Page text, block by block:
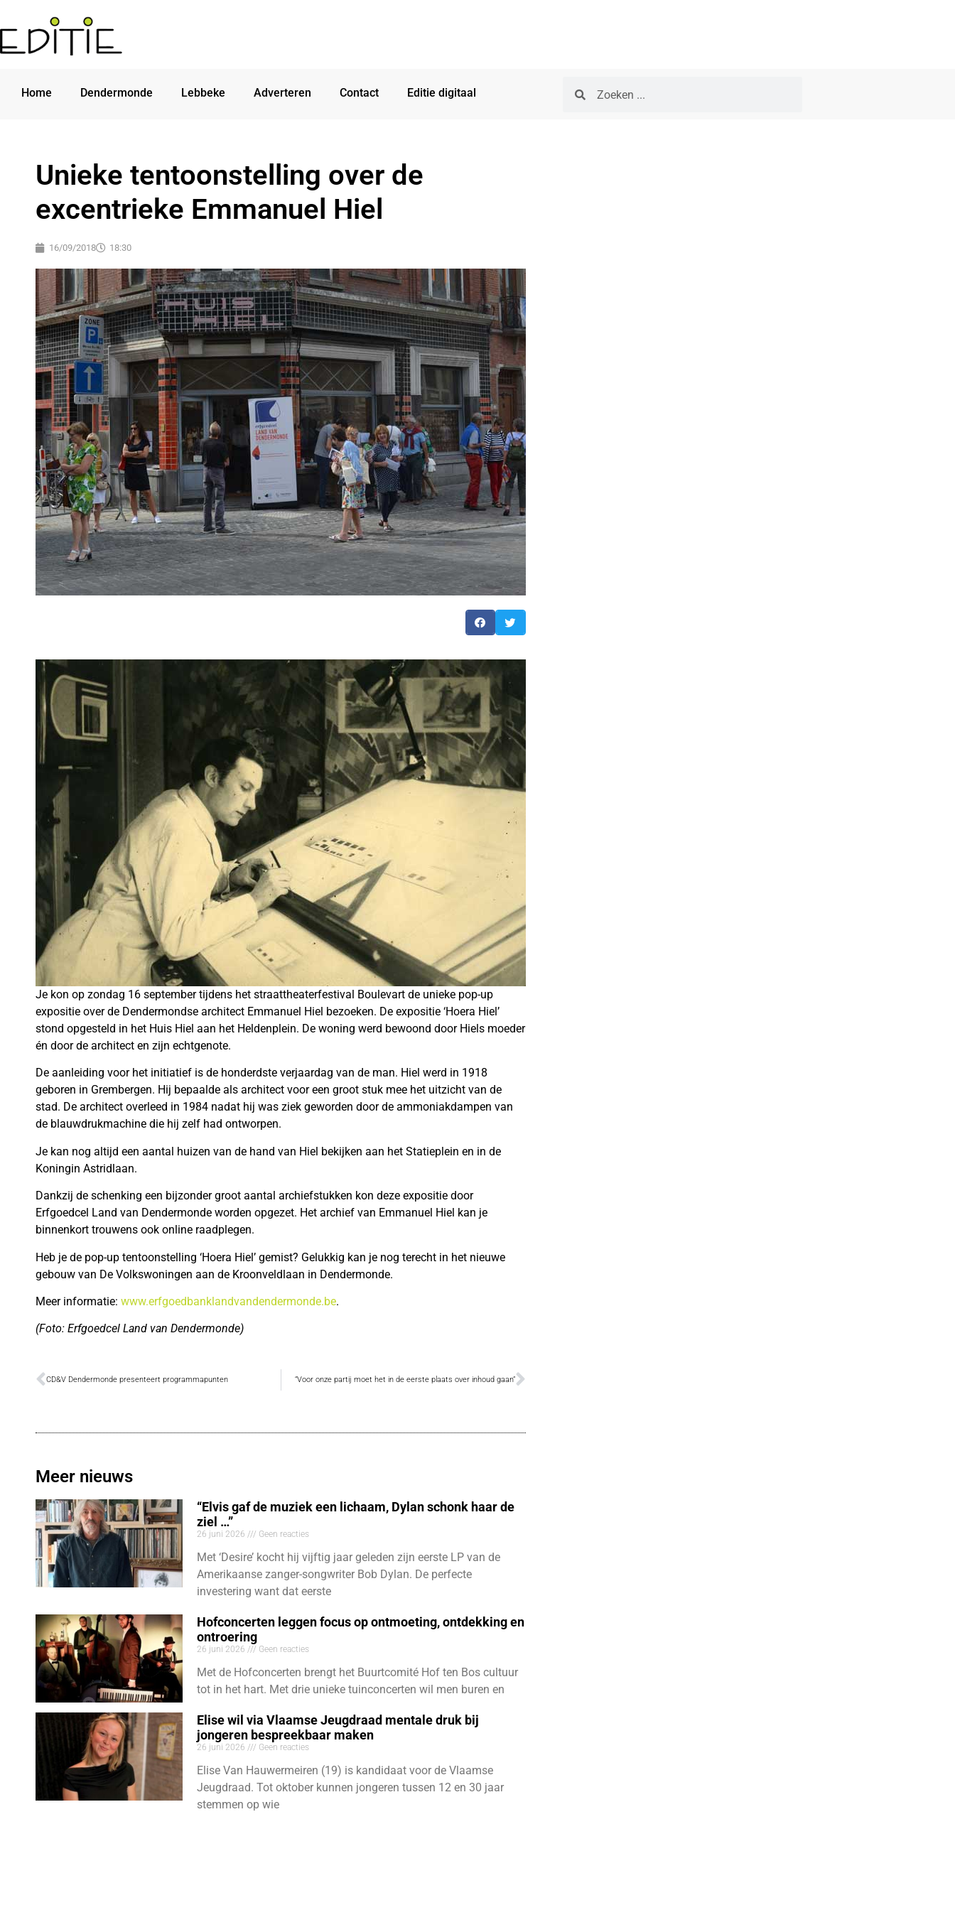
Home Dendermonde Lebbeke Adverteren Contact Editie digitaal
Unieke tentoonstelling over de
excentrieke Emmanuel Hiel
16/09/2018 18:30
Je kon op zondag 16 september tijdens het straattheaterfestival Boulevart de unieke pop-up
expositie over de Dendermondse architect Emmanuel Hiel bezoeken. De expositie ‘Hoera Hiel’
stond opgesteld in het Huis Hiel aan het Heldenplein. De woning werd bewoond door Hiels moeder
én door de architect en zijn echtgenote.
De aanleiding voor het initiatief is de honderdste verjaardag van de man. Hiel werd in 1918
geboren in Grembergen. Hij bepaalde als architect voor een groot stuk mee het uitzicht van de
stad. De architect overleed in 1984 nadat hij was ziek geworden door de ammoniakdampen van
de blauwdrukmachine die hij zelf had ontworpen.
Je kan nog altijd een aantal huizen van de hand van Hiel bekijken aan het Statieplein en in de
Koningin Astridlaan.
Dankzij de schenking een bijzonder groot aantal archiefstukken kon deze expositie door
Erfgoedcel Land van Dendermonde worden opgezet. Het archief van Emmanuel Hiel kan je
binnenkort trouwens ook online raadplegen.
Heb je de pop-up tentoonstelling ‘Hoera Hiel’ gemist? Gelukkig kan je nog terecht in het nieuwe
gebouw van De Volkswoningen aan de Kroonveldlaan in Dendermonde.
Meer informatie: www.erfgoedbanklandvandendermonde.be.
(Foto: Erfgoedcel Land van Dendermonde)
CD&V Dendermonde presenteert programmapunten “Voor onze partij moet het in de eerste plaats over inhoud gaan”
Meer nieuws
“Elvis gaf de muziek een lichaam, Dylan schonk haar de
ziel …”
26 juni 2026 Geen reacties
Met ‘Desire’ kocht hij vijftig jaar geleden zijn eerste LP van de
Amerikaanse zanger-songwriter Bob Dylan. De perfecte
investering want dat eerste
Hofconcerten leggen focus op ontmoeting, ontdekking en
ontroering
26 juni 2026 Geen reacties
Met de Hofconcerten brengt het Buurtcomité Hof ten Bos cultuur
tot in het hart. Met drie unieke tuinconcerten wil men buren en
Elise wil via Vlaamse Jeugdraad mentale druk bij
jongeren bespreekbaar maken
26 juni 2026 Geen reacties
Elise Van Hauwermeiren (19) is kandidaat voor de Vlaamse
Jeugdraad. Tot oktober kunnen jongeren tussen 12 en 30 jaar
stemmen op wie